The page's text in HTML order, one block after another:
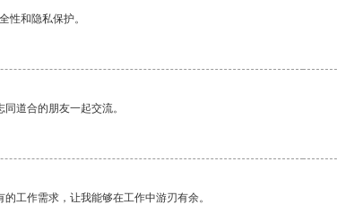
性和隐私保护。
道合的朋友一起交流。
工作需求，让我能够在工作中游刃有余。